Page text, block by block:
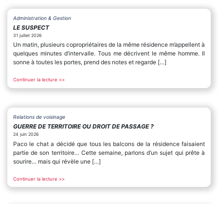
Administration & Gestion
LE SUSPECT
31 juillet 2026
Un matin, plusieurs copropriétaires de la même résidence m’appellent à
quelques minutes d’intervalle. Tous me décrivent le même homme. Il
sonne à toutes les portes, prend des notes et regarde […]
Continuer la lecture >>
Relations de voisinage
GUERRE DE TERRITOIRE OU DROIT DE PASSAGE ?
24 juin 2026
Paco le chat a décidé que tous les balcons de la résidence faisaient
partie de son territoire… Cette semaine, parlons d’un sujet qui prête à
sourire… mais qui révèle une […]
Continuer la lecture >>